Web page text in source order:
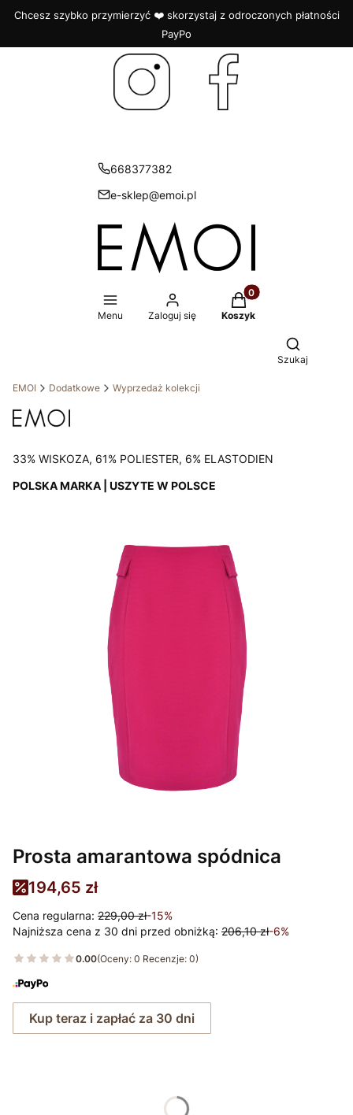
Chcesz szybko przymierzyć ❤️ skorzystaj z odroczonych płatności
PayPo
668377382
e-sklep@emoi.pl
Menu Zaloguj się
Produkty w
Koszyk
Otwórz
Szukaj
EMOI Dodatkowe Wyprzedaż kolekcji
33% WISKOZA, 61% POLIESTER, 6% ELASTODIEN
POLSKA MARKA | USZYTE W POLSCE
Prosta amarantowa spódnica
194,65 zł
Cena regularna: 229,00 zł-15%
Najniższa cena z 30 dni przed obniżką: 206,10 zł-6%
0.00(Oceny: 0 Recenzje: 0)
Kup teraz i zapłać za 30 dni